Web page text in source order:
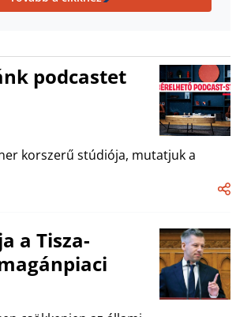
podcastet
korszerű stúdiója, mutatjuk a
a Tisza-